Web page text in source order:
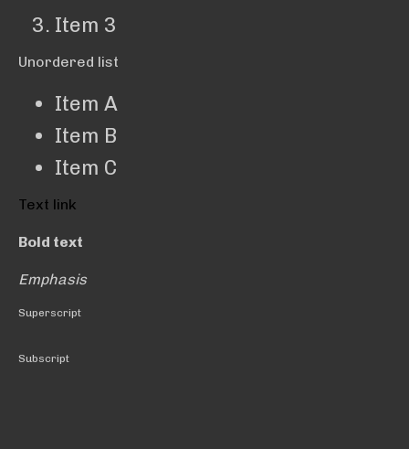
Item 3
Unordered list
Item A
Item B
Item C
Text link
Bold text
Emphasis
Superscript
Subscript